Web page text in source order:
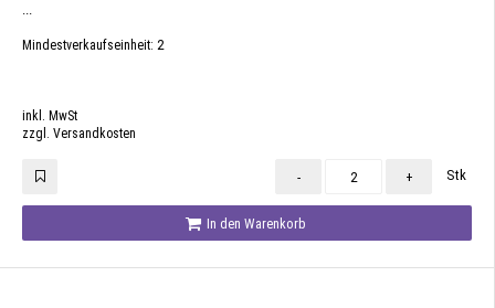
...
Mindestverkaufseinheit: 2
inkl. MwSt
zzgl. Versandkosten
- + Stk
In den Warenkorb